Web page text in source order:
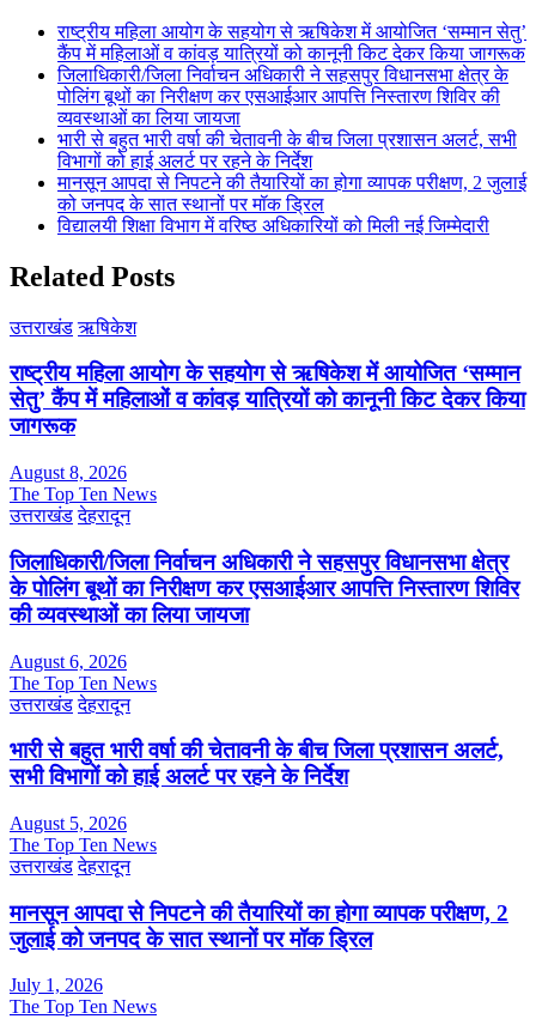
राष्ट्रीय महिला आयोग के सहयोग से ऋषिकेश में आयोजित ‘सम्मान सेतु’
कैंप में महिलाओं व कांवड़ यात्रियों को कानूनी किट देकर किया जागरूक
जिलाधिकारी/जिला निर्वाचन अधिकारी ने सहसपुर विधानसभा क्षेत्र के
पोलिंग बूथों का निरीक्षण कर एसआईआर आपत्ति निस्तारण शिविर की
व्यवस्थाओं का लिया जायजा
भारी से बहुत भारी वर्षा की चेतावनी के बीच जिला प्रशासन अलर्ट, सभी
विभागों को हाई अलर्ट पर रहने के निर्देश
मानसून आपदा से निपटने की तैयारियों का होगा व्यापक परीक्षण, 2 जुलाई
को जनपद के सात स्थानों पर मॉक ड्रिल
विद्यालयी शिक्षा विभाग में वरिष्ठ अधिकारियों को मिली नई जिम्मेदारी
Related Posts
उत्तराखंड ऋषिकेश
राष्ट्रीय महिला आयोग के सहयोग से ऋषिकेश में आयोजित ‘सम्मान
सेतु’ कैंप में महिलाओं व कांवड़ यात्रियों को कानूनी किट देकर किया
जागरूक
August 8, 2026
The Top Ten News
उत्तराखंड देहरादून
जिलाधिकारी/जिला निर्वाचन अधिकारी ने सहसपुर विधानसभा क्षेत्र
के पोलिंग बूथों का निरीक्षण कर एसआईआर आपत्ति निस्तारण शिविर
की व्यवस्थाओं का लिया जायजा
August 6, 2026
The Top Ten News
उत्तराखंड देहरादून
भारी से बहुत भारी वर्षा की चेतावनी के बीच जिला प्रशासन अलर्ट,
सभी विभागों को हाई अलर्ट पर रहने के निर्देश
August 5, 2026
The Top Ten News
उत्तराखंड देहरादून
मानसून आपदा से निपटने की तैयारियों का होगा व्यापक परीक्षण, 2
जुलाई को जनपद के सात स्थानों पर मॉक ड्रिल
July 1, 2026
The Top Ten News